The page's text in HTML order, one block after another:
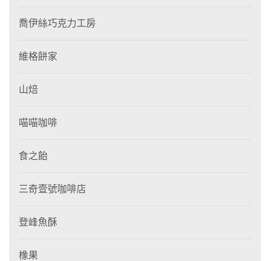
喬伊絲巧克力工房
維格餅家
山焙
喵喵咖啡
食之飴
三奇壹號咖啡店
登峰魚酥
橡果